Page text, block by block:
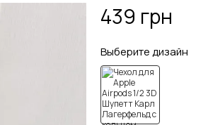
439 грн
Выберите дизайн